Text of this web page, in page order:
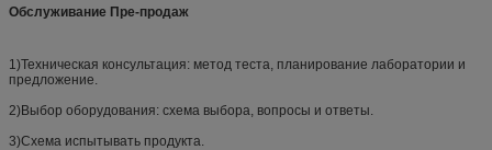
Обслуживание Пре-продаж
1)Техническая консультация: метод теста, планирование лаборатории и
предложение.
2)Выбор оборудования: схема выбора, вопросы и ответы.
3)Схема испытывать продукта.